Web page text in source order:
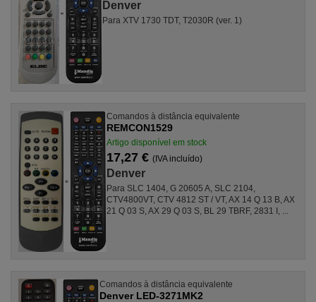
Denver
Para XTV 1730 TDT, T2030R (ver. 1)
Comandos à distância equivalente
REMCON1529
Artigo disponível em stock
17,27 €(IVA incluído)
Denver
Para SLC 1404, G 20605 A, SLC 2104,
CTV4800VT, CTV 4812 ST / VT, AX 14 Q 13 B, AX
21 Q 03 S, AX 29 Q 03 S, BL 29 TBRF, 2831 I, ...
Comandos à distância equivalente
Denver LED-3271MK2